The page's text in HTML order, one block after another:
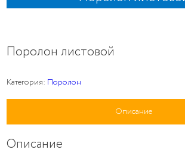
Поролон листовой
Категория: Поролон
Описание
Описание